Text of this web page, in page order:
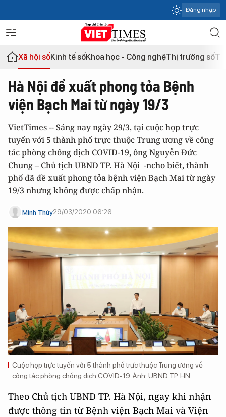
Đăng nhập
Xã hội sốKinh tế sốKhoa học - Công nghệThị trường số
Hà Nội đề xuất phong tỏa Bệnh
viện Bạch Mai từ ngày 19/3
VietTimes -- Sáng nay ngày 29/3, tại cuộc họp trực
tuyến với 5 thành phố trực thuộc Trung ương về công
tác phòng chống dịch COVID-19, ông Nguyễn Đức
Chung – Chủ tịch UBND TP. Hà Nội -ncho biết, thành
phố đã đề xuất phong tỏa bệnh viện Bạch Mai từ ngày
19/3 nhưng không được chấp nhận.
Minh Thúy29/03/2020 06:26
Cuộc họp trực tuyến với 5 thành phố trực thuộc Trung ương về
công tác phòng chống dịch COVID-19. Ảnh: UBND TP. HN
Theo Chủ tịch UBND TP. Hà Nội, ngay khi nhận
được thông tin từ Bệnh viện Bạch Mai và Viện